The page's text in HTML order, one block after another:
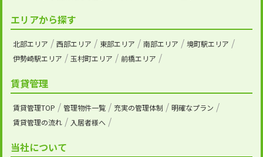
エリアから探す
北部エリア 西部エリア 東部エリア 南部エリア
境町駅エリア
伊勢崎駅エリア
玉村町エリア 前橋エリア
賃貸管理
賃貸管理TOP 管理物件一覧 充実の管理体制
明確なプラン
賃貸管理の流れ
入居者様へ
当社について